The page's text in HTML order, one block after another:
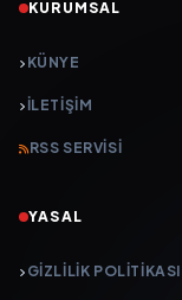
KURUMSAL
KÜNYE
İLETIŞIM
RSS SERVISI
YASAL
GIZLILIK POLITIKASI